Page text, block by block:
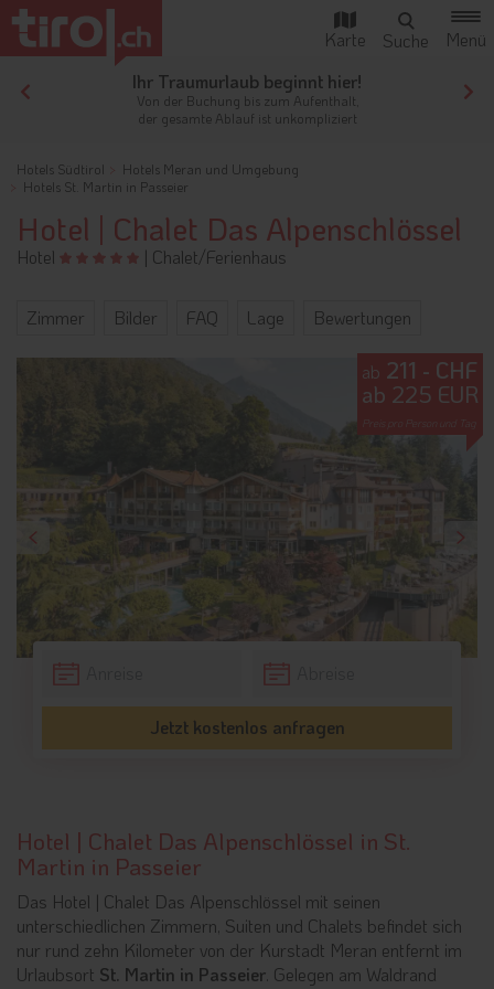
Ihr Traumurlaub beginnt hier!
Von der Buchung bis zum Aufenthalt,
der gesamte Ablauf ist unkompliziert
Hotels Südtirol
Hotels Meran und Umgebung
Hotels St. Martin in Passeier
Hotel | Chalet Das Alpenschlössel
Hotel | Chalet/Ferienhaus
Zimmer Bilder FAQ Lage Bewertungen
ab 211 - CHF
ab 225 EUR
Jetzt kostenlos anfragen
Hotel | Chalet Das Alpenschlössel in St.
Martin in Passeier
Das Hotel | Chalet Das Alpenschlössel mit seinen
unterschiedlichen Zimmern, Suiten und Chalets befindet sich
nur rund zehn Kilometer von der Kurstadt Meran entfernt im
Urlaubsort St. Martin in Passeier . Gelegen am Waldrand